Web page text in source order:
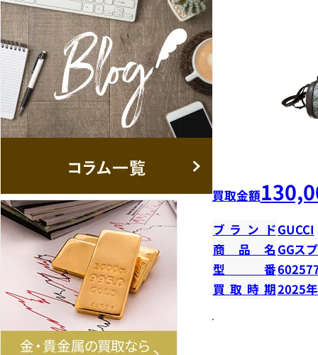
買取金額
ブランドGUCCI
商品名 GGス
型番
買取時期2025